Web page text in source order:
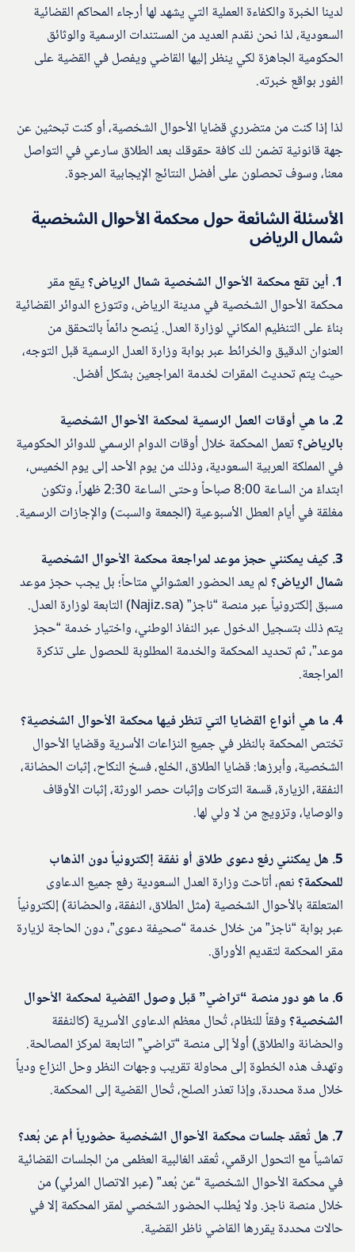
لدينا الخبرة والكفاءة العملية التي يشهد لها أرجاء المحاكم القضائية
السعودية، لذا نحن نقدم العديد من المستندات الرسمية والوثائق
الحكومية الجاهزة لكي ينظر إليها القاضي ويفصل في القضية على
الفور بواقع خبرته.
لذا إذا كنت من متضرري قضايا الأحوال الشخصية، أو كنت تبحثين عن
جهة قانونية تضمن لك كافة حقوقك بعد الطلاق سارعي في التواصل
معنا، وسوف تحصلون على أفضل النتائج الإيجابية المرجوة.
الأسئلة الشائعة حول محكمة الأحوال الشخصية
شمال الرياض
1. أين تقع محكمة الأحوال الشخصية شمال الرياض؟
يقع مقر
محكمة الأحوال الشخصية في مدينة الرياض، وتتوزع الدوائر القضائية
بناءً على التنظيم المكاني لوزارة العدل. يُنصح دائماً بالتحقق من
العنوان الدقيق والخرائط عبر بوابة وزارة العدل الرسمية قبل التوجه،
حيث يتم تحديث المقرات لخدمة المراجعين بشكل أفضل.
2. ما هي أوقات العمل الرسمية لمحكمة الأحوال الشخصية
بالرياض؟تعمل المحكمة خلال أوقات الدوام الرسمي للدوائر الحكومية
في المملكة العربية السعودية، وذلك من يوم الأحد إلى يوم الخميس،
ابتداءً من الساعة 8:00 صباحاً وحتى الساعة 2:30 ظهراً، وتكون
مغلقة في أيام العطل الأسبوعية (الجمعة والسبت) والإجازات الرسمية.
3. كيف يمكنني حجز موعد لمراجعة محكمة الأحوال الشخصية
شمال الرياض؟لم يعد الحضور العشوائي متاحاً؛ بل يجب حجز موعد
مسبق إلكترونياً عبر منصة “ناجز” (Najiz.sa) التابعة لوزارة العدل.
يتم ذلك بتسجيل الدخول عبر النفاذ الوطني، واختيار خدمة “حجز
موعد”، ثم تحديد المحكمة والخدمة المطلوبة للحصول على تذكرة
المراجعة.
4. ما هي أنواع القضايا التي تنظر فيها محكمة الأحوال الشخصية؟
تختص المحكمة بالنظر في جميع النزاعات الأسرية وقضايا الأحوال
الشخصية، وأبرزها: قضايا الطلاق، الخلع، فسخ النكاح، إثبات الحضانة،
النفقة، الزيارة، قسمة التركات وإثبات حصر الورثة، إثبات الأوقاف
والوصايا، وتزويج من لا ولي لها.
5. هل يمكنني رفع دعوى طلاق أو نفقة إلكترونياً دون الذهاب
للمحكمة؟نعم، أتاحت وزارة العدل السعودية رفع جميع الدعاوى
المتعلقة بالأحوال الشخصية (مثل الطلاق، النفقة، والحضانة) إلكترونياً
عبر بوابة “ناجز” من خلال خدمة “صحيفة دعوى”، دون الحاجة لزيارة
مقر المحكمة لتقديم الأوراق.
6. ما هو دور منصة “تراضي” قبل وصول القضية لمحكمة الأحوال
الشخصية؟وفقاً للنظام، تُحال معظم الدعاوى الأسرية (كالنفقة
والحضانة والطلاق) أولاً إلى منصة “تراضي” التابعة لمركز المصالحة.
وتهدف هذه الخطوة إلى محاولة تقريب وجهات النظر وحل النزاع ودياً
خلال مدة محددة، وإذا تعذر الصلح، تُحال القضية إلى المحكمة.
7. هل تُعقد جلسات محكمة الأحوال الشخصية حضورياً أم عن بُعد؟
تماشياً مع التحول الرقمي، تُعقد الغالبية العظمى من الجلسات القضائية
في محكمة الأحوال الشخصية “عن بُعد” (عبر الاتصال المرئي) من
خلال منصة ناجز. ولا يُطلب الحضور الشخصي لمقر المحكمة إلا في
حالات محددة يقررها القاضي ناظر القضية.